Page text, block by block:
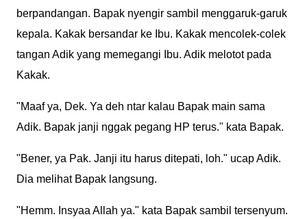
berpandangan. Bapak nyengir sambil menggaruk-garuk
kepala. Kakak bersandar ke Ibu. Kakak mencolek-colek
tangan Adik yang memegangi Ibu. Adik melotot pada
Kakak.
"Maaf ya, Dek. Ya deh ntar kalau Bapak main sama
Adik. Bapak janji nggak pegang HP terus." kata Bapak.
"Bener, ya Pak. Janji itu harus ditepati, loh." ucap Adik.
Dia melihat Bapak langsung.
"Hemm. Insyaa Allah ya." kata Bapak sambil tersenyum.